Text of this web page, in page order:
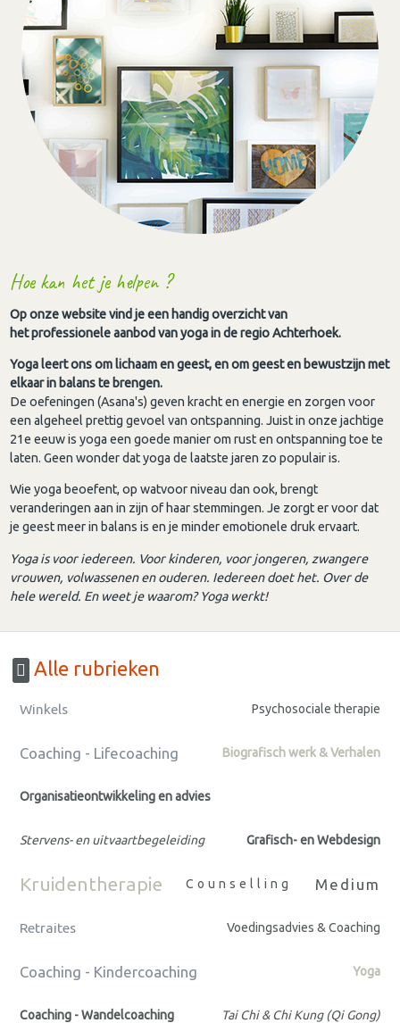
Hoe kan het je helpen ?
Op onze website vind je een handig overzicht van
het professionele aanbod van yoga in de regio Achterhoek.
Yoga leert ons om lichaam en geest, en om geest en bewustzijn met
elkaar in balans te brengen.
De oefeningen (Asana's) geven kracht en energie en zorgen voor
een algeheel prettig gevoel van ontspanning. Juist in onze jachtige
21e eeuw is yoga een goede manier om rust en ontspanning toe te
laten. Geen wonder dat yoga de laatste jaren zo populair is.
Wie yoga beoefent, op watvoor niveau dan ook, brengt
veranderingen aan in zijn of haar stemmingen. Je zorgt er voor dat
je geest meer in balans is en je minder emotionele druk ervaart.
Yoga is voor iedereen. Voor kinderen, voor jongeren, zwangere
vrouwen, volwassenen en ouderen. Iedereen doet het. Over de
hele wereld. En weet je waarom? Yoga werkt!
Alle rubrieken
Winkels Psychosociale therapie
Coaching - Lifecoaching Biografisch werk & Verhalen
Organisatieontwikkeling en advies
Stervens- en uitvaartbegeleiding Grafisch- en Webdesign
Kruidentherapie Counselling Medium
Retraites Voedingsadvies & Coaching
Coaching - Kindercoaching Yoga
Coaching - Wandelcoaching Tai Chi & Chi Kung (Qi Gong)